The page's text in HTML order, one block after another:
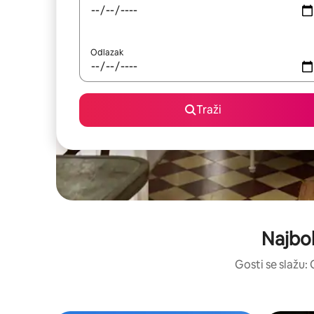
Odlazak
Traži
Gosti se